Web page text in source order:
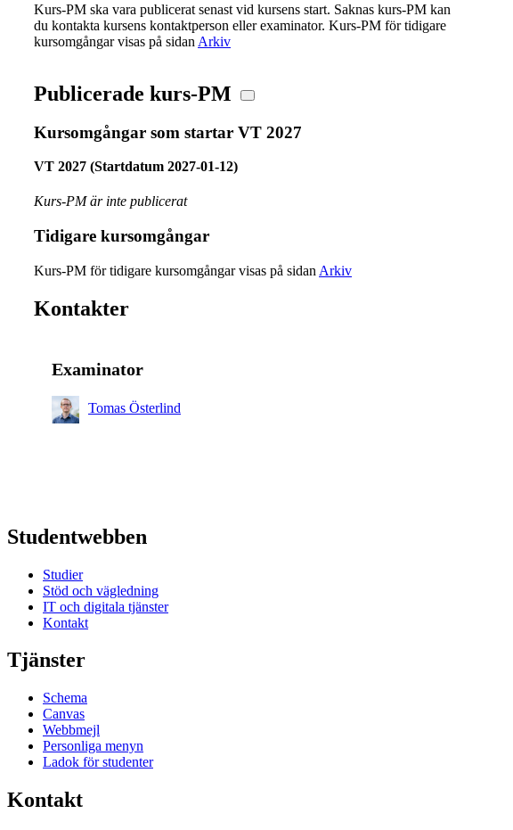
Kurs-PM ska vara publicerat senast vid kursens start. Saknas kurs-PM kan
du kontakta kursens kontaktperson eller examinator. Kurs-PM för tidigare
kursomgångar visas på sidan Arkiv
Publicerade kurs-PM
Kursomgångar som startar VT 2027
VT 2027 (Startdatum 2027-01-12)
Kurs-PM är inte publicerat
Tidigare kursomgångar
Kurs-PM för tidigare kursomgångar visas på sidan Arkiv
Kontakter
Examinator
Tomas Österlind
Studentwebben
Studier
Stöd och vägledning
IT och digitala tjänster
Kontakt
Tjänster
Schema
Canvas
Webbmejl
Personliga menyn
Ladok för studenter
Kontakt